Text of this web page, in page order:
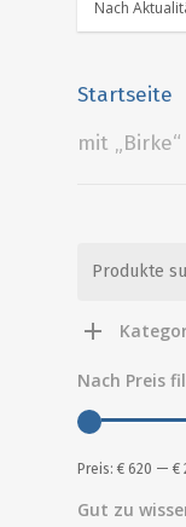
Startseite
mit „Birke“
nach:
Nach Preis
Preis: € 620 — €
Gut zu